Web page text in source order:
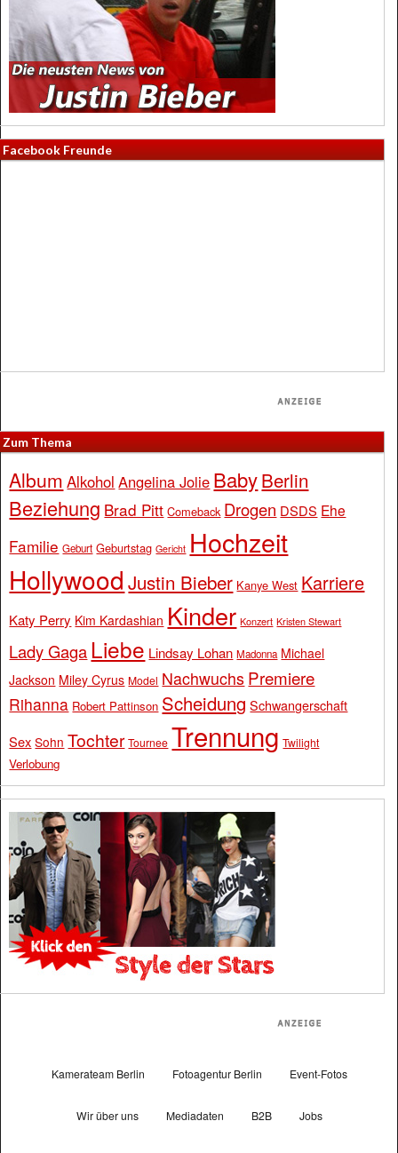
Facebook Freunde
Zum Thema
Album Alkohol Angelina Jolie BabyBerlin
Beziehung Brad Pitt Comeback Drogen DSDS Ehe
Familie Geburt Geburtstag Gericht Hochzeit
Hollywood Justin Bieber Kanye West Karriere
Katy Perry Kim Kardashian Kinder Konzert Kristen Stewart
Lady Gaga Liebe Lindsay Lohan Madonna Michael
Jackson Miley Cyrus Model Nachwuchs Premiere
Rihanna Robert Pattinson Scheidung Schwangerschaft
Sex Sohn Tochter Tournee Trennung Twilight
Verlobung
Kamerateam Berlin Fotoagentur Berlin Event-Fotos
Wir über uns Mediadaten B2B Jobs